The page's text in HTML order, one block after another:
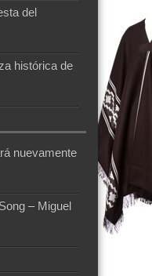
del
histórica de
nuevamente
– Miguel